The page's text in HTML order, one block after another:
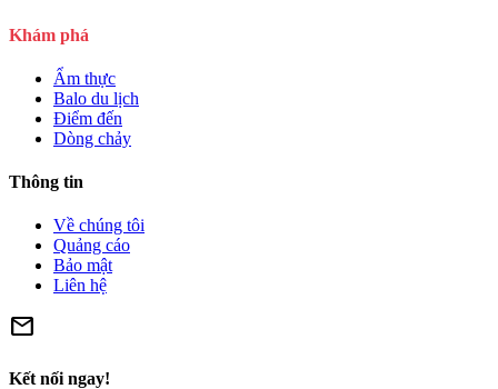
Khám phá
Ẩm thực
Balo du lịch
Điểm đến
Dòng chảy
Thông tin
Về chúng tôi
Quảng cáo
Bảo mật
Liên hệ
mail
Kết nối ngay!